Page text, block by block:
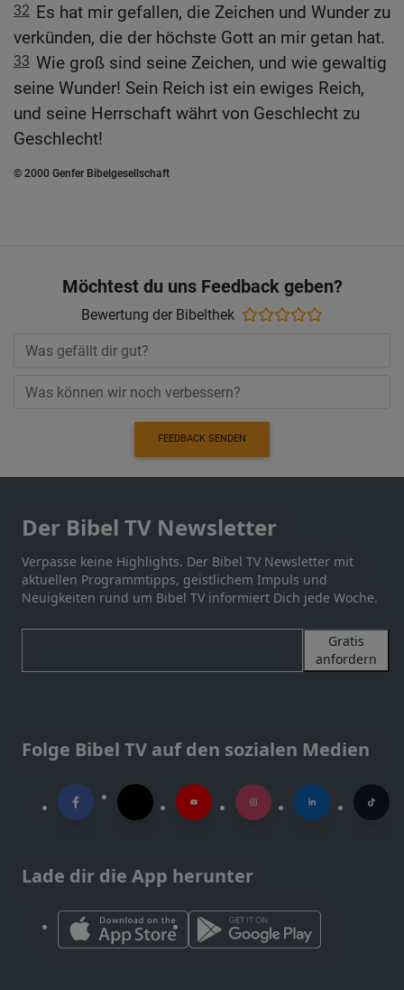
32 Es hat mir gefallen, die Zeichen und Wunder zu
verkünden, die der höchste Gott an mir getan hat.
33 Wie groß sind seine Zeichen, und wie gewaltig
seine Wunder! Sein Reich ist ein ewiges Reich,
und seine Herrschaft währt von Geschlecht zu
Geschlecht!
© 2000 Genfer Bibelgesellschaft
Möchtest du uns Feedback geben?
Bewertung der Bibelthek
FEEDBACK SENDEN
Der Bibel TV Newsletter
Verpasse keine Highlights. Der Bibel TV Newsletter mit
aktuellen Programmtipps, geistlichem Impuls und
Neuigkeiten rund um Bibel TV informiert Dich jede Woche.
Gratis
anfordern
Folge Bibel TV auf den sozialen Medien
Lade dir die App herunter